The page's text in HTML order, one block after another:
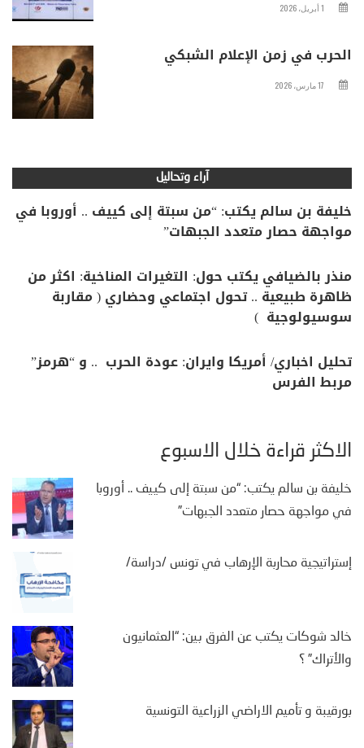
1 أبريل، 2026
الحرب في زمن الإعلام الشبكي
17 مارس، 2026
آراء وتحاليل
خليفة بن سالم يكتب: “من سبتة إلى كييف .. أوروبا في
مواجهة حصار متعدد الجبهات”
منذر بالضيافي يكتب حول: التغيرات المناخية: اكثر من
ظاهرة طبيعية .. تحول اجتماعي وحضاري ( مقاربة
سوسيولوجية )
تحليل اخباري/ أمريكا وايران: عودة الحرب .. و “هرمز”
مربط الفرس
الأكثر قراءة خلال الأسبوع
خليفة بن سالم يكتب: “من سبتة إلى كييف .. أوروبا
في مواجهة حصار متعدد الجبهات”
إستراتيجية محاربة الإرهاب في تونس /دراسة/
خالد شوكات يكتب عن الفرق بين: “العثمانيون
والأتراك” ؟
بورقيبة و تأميم الاراضي الزراعية التونسية